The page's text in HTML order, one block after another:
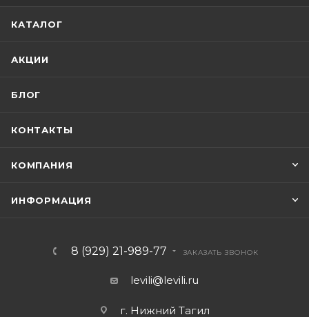
КАТАЛОГ
АКЦИИ
БЛОГ
КОНТАКТЫ
КОМПАНИЯ
ИНФОРМАЦИЯ
8 (929) 21-989-77 ЗАКАЗАТЬ ЗВОНОК
levili@levili.ru
г. Нижний Тагил